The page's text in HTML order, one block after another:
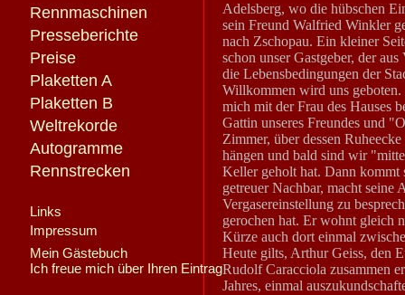
Rennmaschinen
Presseberichte
Preise
Plaketten A
Plaketten B
Weltrekorde
Autogramme
Rennstrecken
Links
Impressum
Mein Gästebuch
Ich freue mich über Ihren Eintrag
Adelsberg, wo die hübschen
sein Freund Walfried Winkler
nach Zschopau. Ein kleiner
schon unser Gastgeber, der
die Lebensbedingungen der
Willkommen wird uns
mich mit der Frau des Hauses
Gattin unseres Freundes und
Zimmer, über dessen
hängen und bald sind wir
Keller geholt hat. Dann kommt
getreuer Nachbar, macht
Vergasereinstellung zu
gerochen hat. Er wohnt gleich
Kürze auch dort einmal
Heute gilts, Arthur Geiss, den
Rudolf Caracciola zusammen
Jahres, einmal